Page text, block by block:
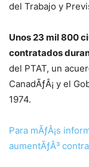
del Trabajo y
Unos 23 mil 800
contratados
del PTAT, un
CanadÃƒÂ¡ y el
1974.
Para mÃƒÂ¡s
aumentÃƒÂ³